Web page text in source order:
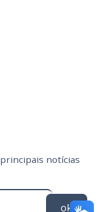
notícias
ok